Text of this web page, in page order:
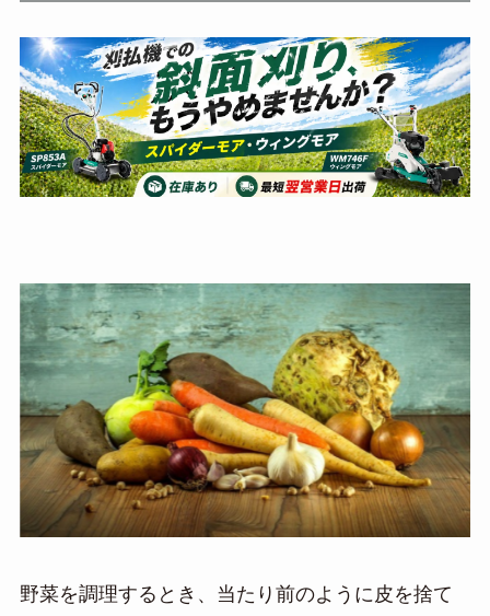
野菜を調理するとき、 当たり前のように皮を捨て